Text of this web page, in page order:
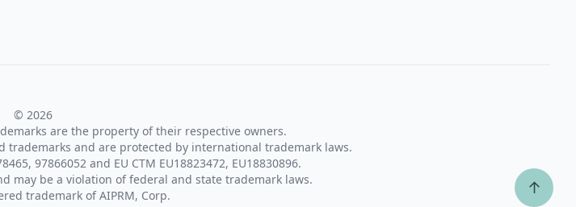
© 2026
are the property of their respective owners.
trademarks and are protected by international trademark laws.
97866052 and EU CTM EU18823472, EU18830896.
may be a violation of federal and state trademark laws.
trademark of AIPRM, Corp.
↑